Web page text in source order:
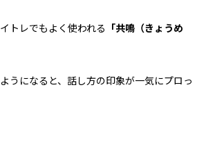
トレでもよく使われる 「共鳴（きょうめ
うになると、話し方の印象が一気にプロっ